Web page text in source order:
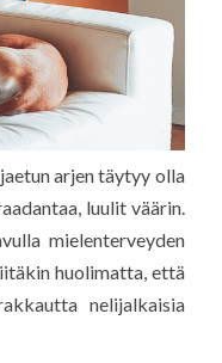
arjen täytyy olla
luulit väärin.
mielenterveyden
huolimatta, että
nelijalkaisia